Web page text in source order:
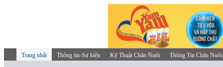
Trang nhất Thông tin-Sự kiện Kỹ Thuật Chăn Nuôi Thông Tin Chăn Nuôi